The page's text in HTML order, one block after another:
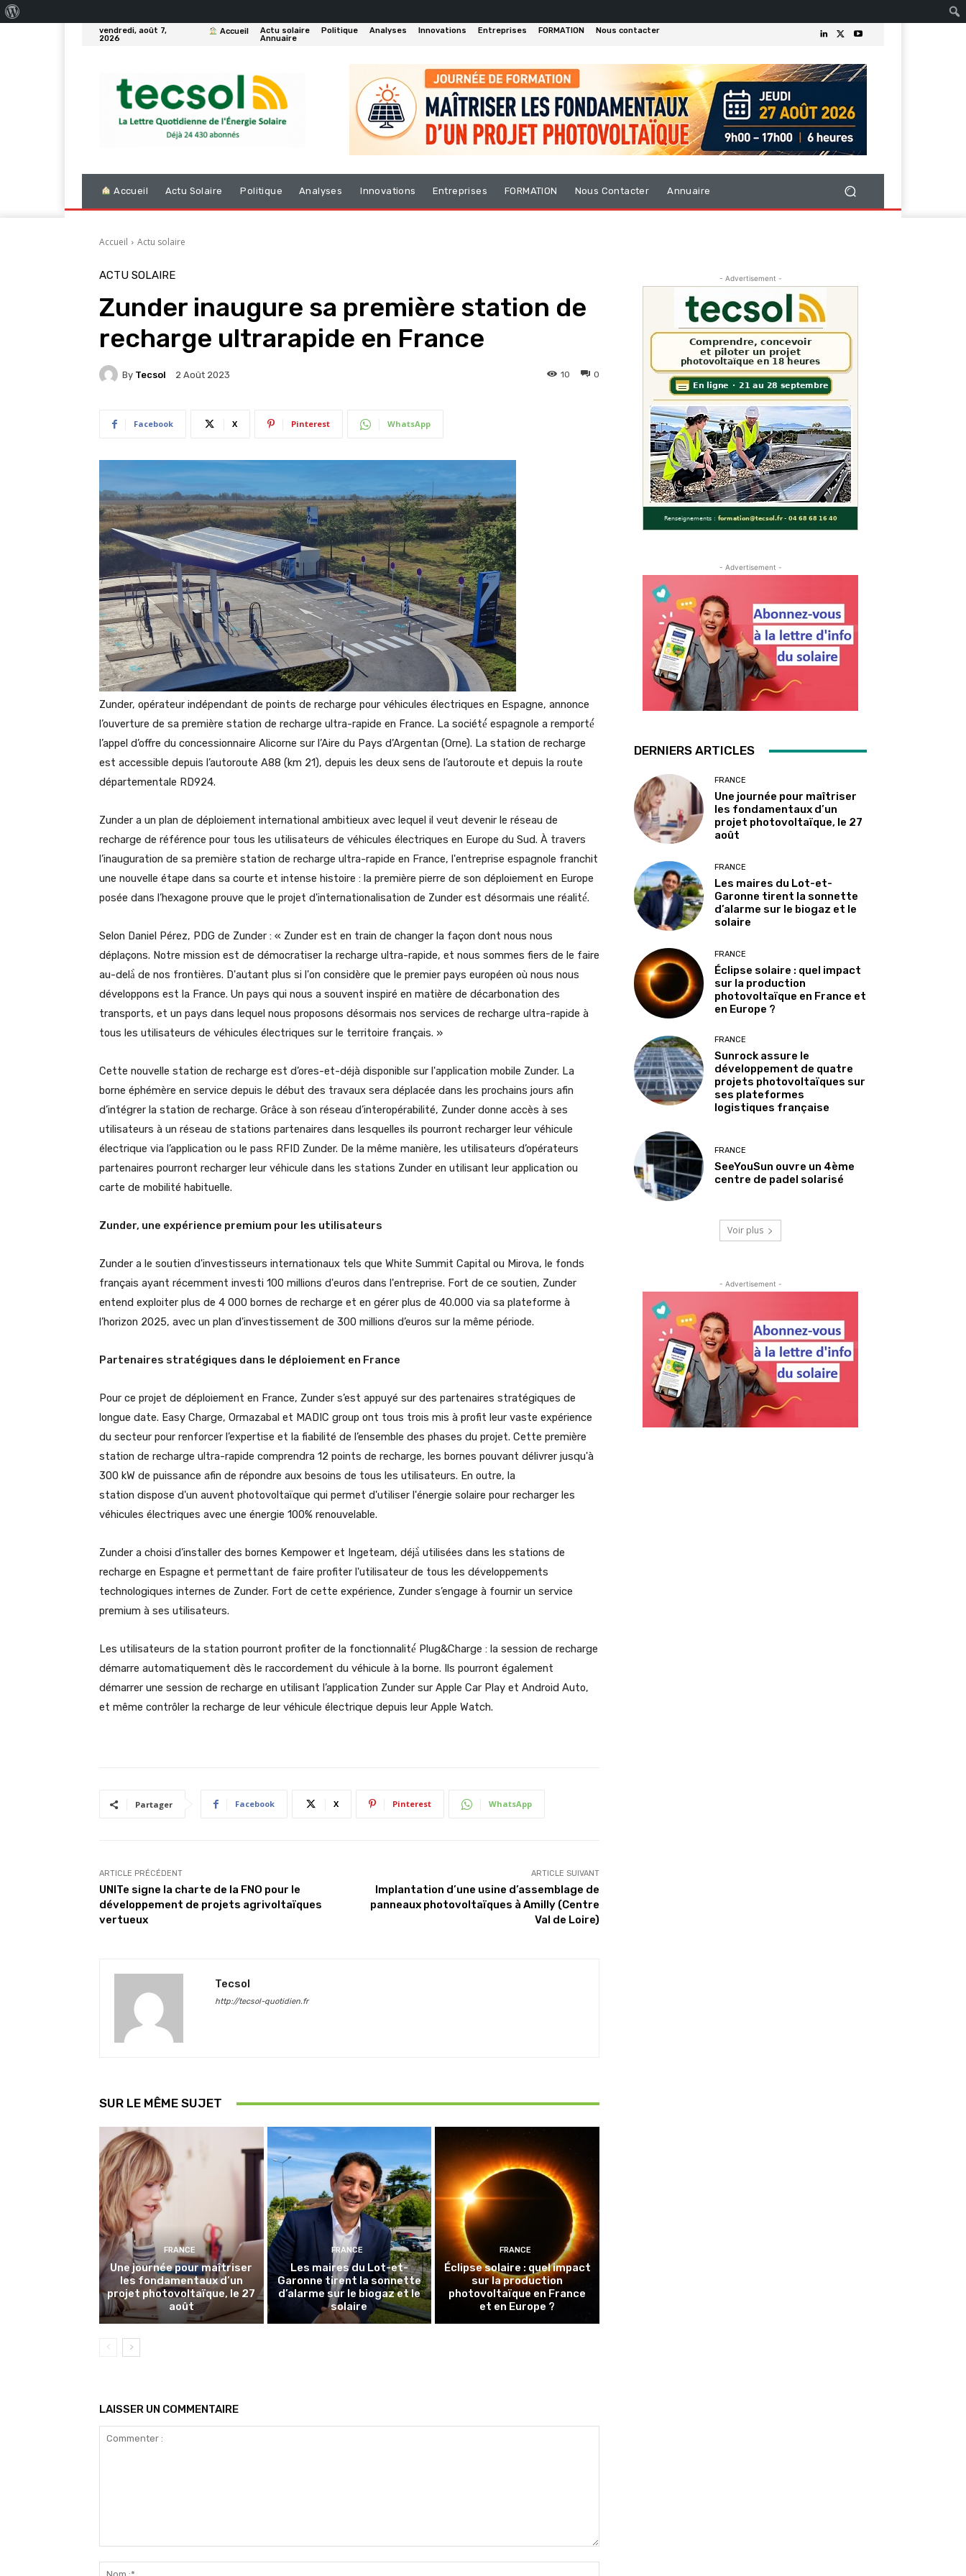
vendredi, août 7,
2026
Accueil Actu solaire Politique Analyses Innovations Entreprises FORMATION
Nous contacter
Annuaire
Accueil Actu Solaire Politique Analyses Innovations Entreprises FORMATION Nous Contacter Annuaire
Accueil Actu solaire
ACTU SOLAIRE
Zunder inaugure sa première station de
recharge ultrarapide en France
By Tecsol 2 Août 2023 0
10
Facebook X Pinterest WhatsApp
Zunder, opérateur indépendant de points de recharge pour véhicules électriques en Espagne, annonce
l’ouverture de sa première station de recharge ultra-rapide en France. La société́ espagnole a remporté́
l’appel d’offre du concessionnaire Alicorne sur l’Aire du Pays d’Argentan (Orne). La station de recharge
est accessible depuis l’autoroute A88 (km 21), depuis les deux sens de l’autoroute et depuis la route
départementale RD924.
Zunder a un plan de déploiement international ambitieux avec lequel il veut devenir le réseau de
recharge de référence pour tous les utilisateurs de véhicules électriques en Europe du Sud. À travers
l’inauguration de sa première station de recharge ultra-rapide en France, l'entreprise espagnole franchit
une nouvelle étape dans sa courte et intense histoire : la première pierre de son déploiement en Europe
posée dans l’hexagone prouve que le projet d'internationalisation de Zunder est désormais une réalité́.
Selon Daniel Pérez, PDG de Zunder : « Zunder est en train de changer la façon dont nous nous
déplaçons. Notre mission est de démocratiser la recharge ultra-rapide, et nous sommes fiers de le faire
au-delà̀ de nos frontières. D'autant plus si l'on considère que le premier pays européen où nous nous
développons est la France. Un pays qui nous a souvent inspiré en matière de décarbonation des
transports, et un pays dans lequel nous proposons désormais nos services de recharge ultra-rapide à
tous les utilisateurs de véhicules électriques sur le territoire français. »
Cette nouvelle station de recharge est d’ores-et-déjà disponible sur l'application mobile Zunder. La
borne éphémère en service depuis le début des travaux sera déplacée dans les prochains jours afin
d’intégrer la station de recharge. Grâce à son réseau d’interopérabilité, Zunder donne accès à ses
utilisateurs à un réseau de stations partenaires dans lesquelles ils pourront recharger leur véhicule
électrique via l’application ou le pass RFID Zunder. De la même manière, les utilisateurs d’opérateurs
partenaires pourront recharger leur véhicule dans les stations Zunder en utilisant leur application ou
carte de mobilité habituelle.
Zunder, une expérience premium pour les utilisateurs
Zunder a le soutien d'investisseurs internationaux tels que White Summit Capital ou Mirova, le fonds
français ayant récemment investi 100 millions d'euros dans l'entreprise. Fort de ce soutien, Zunder
entend exploiter plus de 4 000 bornes de recharge et en gérer plus de 40.000 via sa plateforme à
l’horizon 2025, avec un plan d'investissement de 300 millions d’euros sur la même période.
Partenaires stratégiques dans le déploiement en France
Pour ce projet de déploiement en France, Zunder s’est appuyé sur des partenaires stratégiques de
longue date. Easy Charge, Ormazabal et MADIC group ont tous trois mis à profit leur vaste expérience
du secteur pour renforcer l’expertise et la fiabilité de l’ensemble des phases du projet. Cette première
station de recharge ultra-rapide comprendra 12 points de recharge, les bornes pouvant délivrer jusqu'à
300 kW de puissance afin de répondre aux besoins de tous les utilisateurs. En outre, la
station dispose d'un auvent photovoltaïque qui permet d'utiliser l'énergie solaire pour recharger les
véhicules électriques avec une énergie 100% renouvelable.
Zunder a choisi d’installer des bornes Kempower et Ingeteam, déjà̀ utilisées dans les stations de
recharge en Espagne et permettant de faire profiter l'utilisateur de tous les développements
technologiques internes de Zunder. Fort de cette expérience, Zunder s’engage à fournir un service
premium à ses utilisateurs.
Les utilisateurs de la station pourront profiter de la fonctionnalité́ Plug&Charge : la session de recharge
démarre automatiquement dès le raccordement du véhicule à la borne. Ils pourront également
démarrer une session de recharge en utilisant l’application Zunder sur Apple Car Play et Android Auto,
et même contrôler la recharge de leur véhicule électrique depuis leur Apple Watch.
Partager Facebook X Pinterest WhatsApp
ARTICLE PRÉCÉDENT
UNITe signe la charte de la FNO pour le
développement de projets agrivoltaïques
vertueux
ARTICLE SUIVANT
Implantation d’une usine d’assemblage de
panneaux photovoltaïques à Amilly (Centre
Val de Loire)
Tecsol
http://tecsol-quotidien.fr
SUR LE MÊME SUJET
FRANCE
Une journée pour maîtriser
les fondamentaux d’un
projet photovoltaïque, le 27
août
FRANCE
Les maires du Lot-et-
Garonne tirent la sonnette
d’alarme sur le biogaz et le
solaire
FRANCE
Éclipse solaire : quel impact
sur la production
photovoltaïque en France
et en Europe ?
LAISSER UN COMMENTAIRE
- Advertisement -
- Advertisement -
DERNIERS ARTICLES
FRANCE
Une journée pour maîtriser
les fondamentaux d’un
projet photovoltaïque, le 27
août
FRANCE
Les maires du Lot-et-
Garonne tirent la sonnette
d’alarme sur le biogaz et le
solaire
FRANCE
Éclipse solaire : quel impact
sur la production
photovoltaïque en France et
en Europe ?
FRANCE
Sunrock assure le
développement de quatre
projets photovoltaïques sur
ses plateformes
logistiques française
FRANCE
SeeYouSun ouvre un 4ème
centre de padel solarisé
Voir plus
- Advertisement -